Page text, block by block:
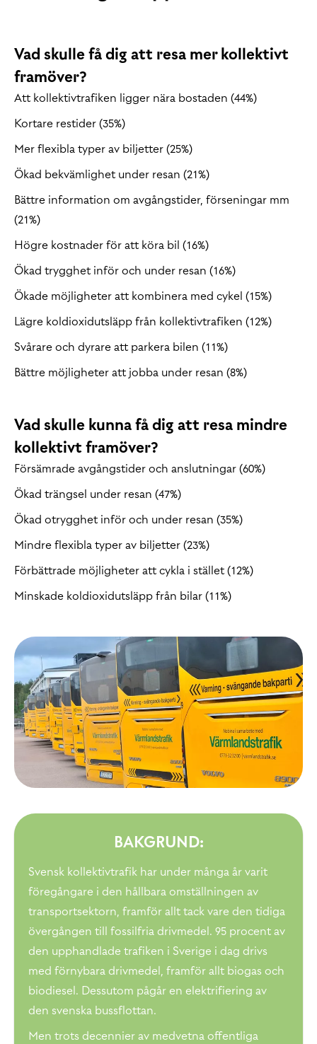
Vad skulle få dig att resa mer kollektivt
framöver?
Att kollektivtrafiken ligger nära bostaden (44%)
Kortare restider (35%)
Mer flexibla typer av biljetter (25%)
Ökad bekvämlighet under resan (21%)
Bättre information om avgångstider, förseningar mm
(21%)
Högre kostnader för att köra bil (16%)
Ökad trygghet inför och under resan (16%)
Ökade möjligheter att kombinera med cykel (15%)
Lägre koldioxidutsläpp från kollektivtrafiken (12%)
Svårare och dyrare att parkera bilen (11%)
Bättre möjligheter att jobba under resan (8%)
Vad skulle kunna få dig att resa mindre
kollektivt framöver?
Försämrade avgångstider och anslutningar (60%)
Ökad trängsel under resan (47%)
Ökad otrygghet inför och under resan (35%)
Mindre flexibla typer av biljetter (23%)
Förbättrade möjligheter att cykla i stället (12%)
Minskade koldioxidutsläpp från bilar (11%)
BAKGRUND:
Svensk kollektivtrafik har under många år varit
föregångare i den hållbara omställningen av
transportsektorn, framför allt tack vare den tidiga
övergången till fossilfria drivmedel. 95 procent av
den upphandlade trafiken i Sverige i dag drivs
med förnybara drivmedel, framför allt biogas och
biodiesel. Dessutom pågår en elektrifiering av
den svenska bussflottan.
Men trots decennier av medvetna offentliga